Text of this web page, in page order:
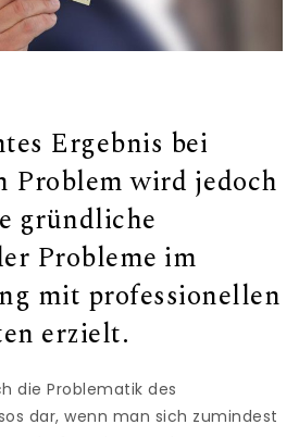
Ergebnis bei
Problem wird jedoch
gründliche
Probleme im
mit professionellen
erzielt.
die Problematik des
dar, wenn man sich zumindest